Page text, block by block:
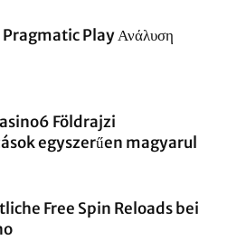
Play Ανάλυση
Földrajzi
egyszerűen magyarul
Free Spin Reloads bei